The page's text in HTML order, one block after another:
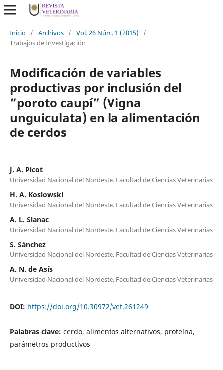
Inicio / Archivos / Vol. 26 Núm. 1 (2015)
/
Trabajos de Investigación
Modificación de variables
productivas por inclusión del
“poroto caupí” (Vigna
unguiculata) en la alimentación
de cerdos
J. A. Picot
Universidad Nacional del Nordeste. Facultad de Ciencias Veterinarias
H. A. Koslowski
Universidad Nacional del Nordeste. Facultad de Ciencias Veterinarias
A. L. Slanac
Universidad Nacional del Nordeste. Facultad de Ciencias Veterinarias
S. Sánchez
Universidad Nacional del Nordeste. Facultad de Ciencias Veterinarias
A. N. de Asís
Universidad Nacional del Nordeste. Facultad de Ciencias Veterinarias
DOI: https://doi.org/10.30972/vet.261249
Palabras clave: cerdo, alimentos alternativos, proteína,
parámetros productivos